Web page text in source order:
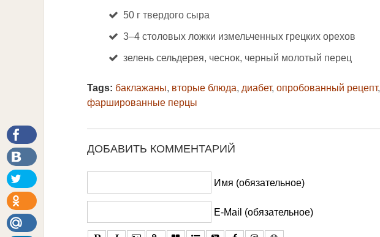
50 г твердого сыра
3–4 столовых ложки измельченных грецких орехов
зелень сельдерея, чеснок, черный молотый перец
Tags: баклажаны, вторые блюда, диабет, опробованный рецепт,
фаршированные перцы
ДОБАВИТЬ КОММЕНТАРИЙ
Имя (обязательное)
E-Mail (обязательное)